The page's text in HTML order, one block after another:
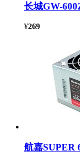
长城GW-
¥269
航嘉SUPER